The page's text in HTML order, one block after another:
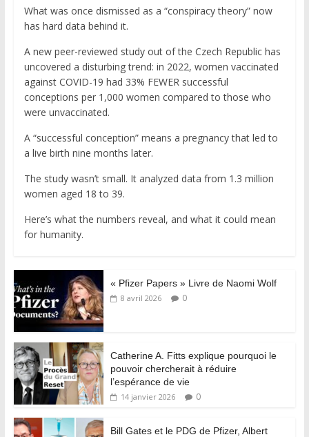
What was once dismissed as a “conspiracy theory” now
has hard data behind it.
A new peer-reviewed study out of the Czech Republic has
uncovered a disturbing trend: in 2022, women vaccinated
against COVID-19 had 33% FEWER successful
conceptions per 1,000 women compared to those who
were unvaccinated.
A “successful conception” means a pregnancy that led to
a live birth nine months later.
The study wasn’t small. It analyzed data from 1.3 million
women aged 18 to 39.
Here’s what the numbers reveal, and what it could mean
for humanity.
« Pfizer Papers » Livre de Naomi Wolf
8 avril 2026 0
Catherine A. Fitts explique pourquoi le
pouvoir chercherait à réduire
l’espérance de vie
14 janvier 2026 0
Bill Gates et le PDG de Pfizer, Albert